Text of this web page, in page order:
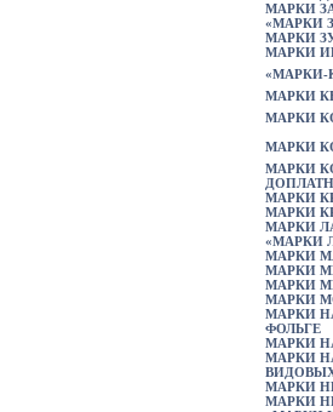
МАРКИ
«МАРКИ
МАРКИ
МАРКИ
«МАРКИ-
МАРКИ
МАРКИ
МАРКИ
МАРКИ
МАРКИ
МАРКИ
МАРКИ
«МАРКИ
МАРКИ
МАРКИ
МАРКИ
МАРКИ
МАРКИ
ФОЛЬГЕ
МАРКИ
МАРКИ
МАРКИ
МАРКИ